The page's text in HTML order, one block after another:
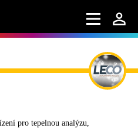
pro tepelnou analýzu,